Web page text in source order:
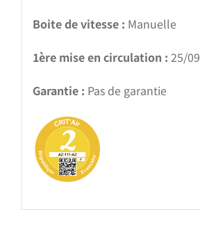
Boite de vitesse : Manuelle
1ère mise en circulation : 25/
Garantie : Pas de garantie